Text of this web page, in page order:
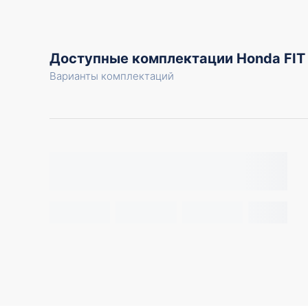
Доступные комплектации Honda FIT
Варианты комплектаций